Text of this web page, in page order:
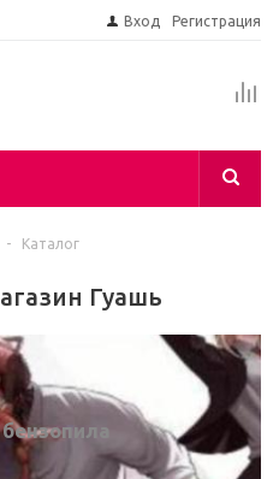
Вход Регистрация
- Каталог
Гуашь